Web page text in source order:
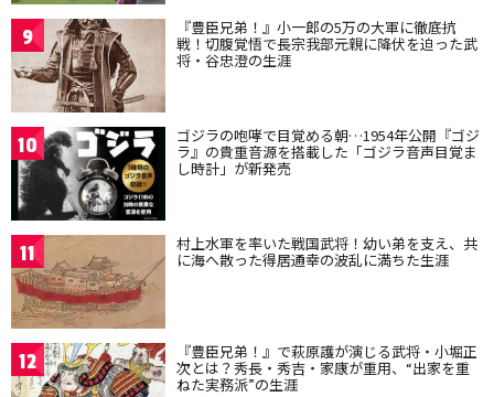
9 『豊臣兄弟！』小一郎の5万の大軍に徹底抗
戦！切腹覚悟で長宗我部元親に降伏を迫った武
将・谷忠澄の生涯
10 ゴジラの咆哮で目覚める朝…1954年公開『ゴジ
ラ』の貴重音源を搭載した「ゴジラ音声目覚ま
し時計」が新発売
11 村上水軍を率いた戦国武将！幼い弟を支え、共
に海へ散った得居通幸の波乱に満ちた生涯
12 『豊臣兄弟！』で萩原護が演じる武将・小堀正
次とは？秀長・秀吉・家康が重用、“出家を重
ねた実務派”の生涯